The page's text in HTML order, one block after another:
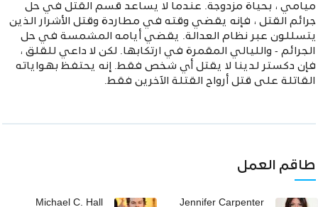
ميامي ، بحياة مزدوجة. عندما لا يساعد قسم القتل في حل
جرائم القتل ، فإنه يقضي وقته في مطاردة وقتل الأشرار الذين
يتسللون عبر نظام العدالة. يقضي أيامه المشمسة في حل
الجرائم - والليالي المقمرة في ارتكابها. لكن لا داعي للقلق ،
فإن دكستر لدينا لا يقتل أي شخص فقط. إنه يحتفظ بهواياته
القاتلة على قتل أرواح القتلة الآخرين فقط.
طاقم العمل
Jennifer Carpenter
Michael C. Hall